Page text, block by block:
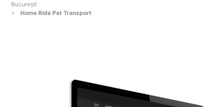
Bucureşti
Home Ride Pet Transport